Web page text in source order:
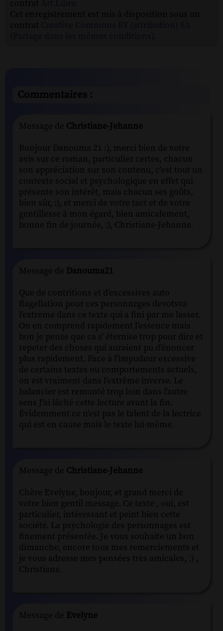
Commentaires :
Message de Christiane-Jehanne
Bonjour Danouma 21 :), merci bien de votre
avis sur ce roman, particulier certes, chacun
son appréciation sur son contenu, c'est tout un
contexte social et psychologique en effet qui
présente son intérêt, mais chacun ses goûts,
bien sûr, :), et merci de votre tact et de votre
gentillesse à mon égard, bien amicalement,
bonne fin de journée, :), Christiane-Jehanne.
Message de Danouma21
Que de contritions et d'excessives auto
flagellation pour ces personnzges devotsva
l'extreme dans ce texte qui a fini par me lasser.
On en comprend rapidement l'essence mais
bon je pense que ca s' éternise trop pour dire et
repeter des choses qui auraient pu d'énoncer
plus rapidement. Face à l'impudeur excessive
de certains textes ou comportements actuels,
on est vraiment dans l'extrême inverse. Le
balancier est remonté trop loin dans l'autre
sens J'ai lâché cette lecture avant la fin.
Évidemment ce n'est pas le talent de la lectrice
qui est en cause mais le texte lui-même.
Message de Christiane-Jehanne
Chère Evelyne, bonjour, et grand merci de
votre bien gentil message. Ce texte , oui, est
particulier, intéressant et peint bien cette
société. La psychologie des personnages est
finement présentée. Je vous souhaite un bon
dimanche, encore tous mes remerciements et
je vous adresse mes pensées très amicales, :) ,
Christiane.
Message de Evelyne